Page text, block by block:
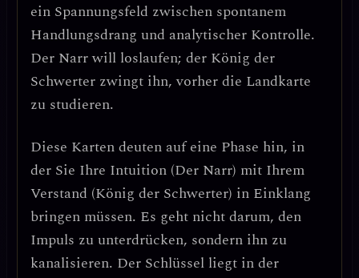
ein Spannungsfeld zwischen spontanem
Handlungsdrang und analytischer Kontrolle.
Der Narr will loslaufen; der König der
Schwerter zwingt ihn, vorher die Landkarte
zu studieren.
Diese Karten deuten auf eine Phase hin, in
der Sie Ihre Intuition (Der Narr) mit Ihrem
Verstand (König der Schwerter) in Einklang
bringen müssen. Es geht nicht darum, den
Impuls zu unterdrücken, sondern ihn zu
kanalisieren. Der Schlüssel liegt in der